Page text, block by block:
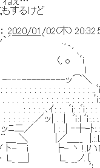
するけど
：2020/01/02(木)
￣｀ .,
' 、
o ﾞｉ
l
ッ⌒＼
: : : : : : : : : : : : : ..ﾞｉ
: : : : : : : :: : : : : .ﾞｉ:.ﾞ
: : : : :､ｲ: : . ﾞｉ: :ﾞｉ: : :
: : : .／ッ| . .| ﾞｉ:l ﾞｉ
.ッﾆ二／ | : .| ‐┼-ﾄ
`¨¨＿ ＼ |／＿__
. / ト-￣i ├- ヽ !.lハ
ヽ L_ ＿| Ｌ_ __ノ.